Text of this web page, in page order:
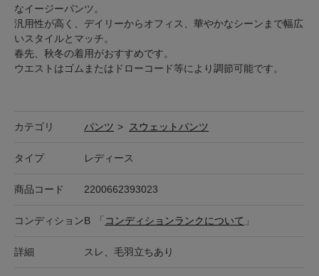
なイージーパンツ。
汎用性が高く、デイリーからオフィス、華やかなシーンまで幅広
いスタイルとマッチ。
春先、秋冬の着用がおすすめです。
ウエストはゴムまたはドローコード等により調節可能です。
カテゴリ パンツ > スウェットパンツ
タイプ レディース
商品コード 2200662393023
コンディションB 「 コンディションランクについて 」
詳細 スレ、毛羽立ちあり